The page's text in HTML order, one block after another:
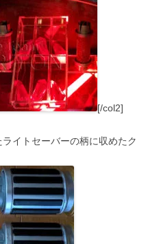
[/col2]
イトセーバーの柄に収めたク